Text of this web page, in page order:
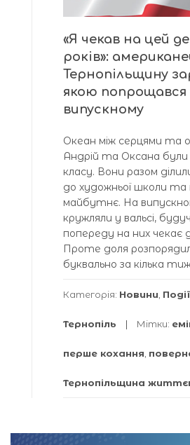
«Я чекав на цей
років»:
Тернопільщину
якою попрощався
випускному
Океан між серцями та
Андрій та Оксана були
класу. Вони разом
до художньої школи та
майбутнє. На
кружляли у вальсі,
попереду на них чекає
Проте доля
буквально за кілька
Категорія: Новини Події
Тернопіль Мітки:
перше кохання
Тернопільщина